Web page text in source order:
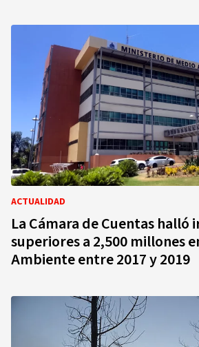
ACTUALIDAD
La Cámara de Cuentas
superiores a 2,500 millones
Ambiente entre 2017 y 2019